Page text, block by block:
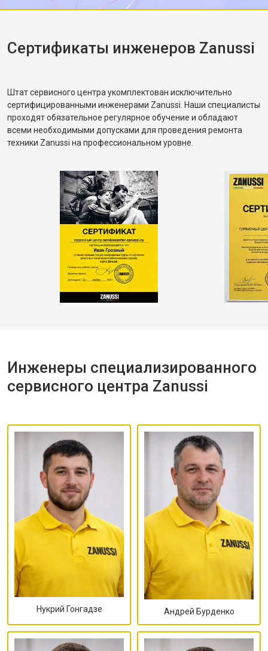
корректное. Рассказал, как правильно
разбалансировка.
Сертификаты инженеров Zanussi
Штат сервисного центра укомплектован исключительно
сертифицированными инженерами Zanussi. Наши специалисты
проходят обязательное регулярное обучение и обладают
всеми необходимыми допусками для проведения ремонта
техники Zanussi на профессиональном уровне.
Инженеры специализированного
сервисного центра Zanussi
Нукрий Гонгадзе Андрей Бурденко